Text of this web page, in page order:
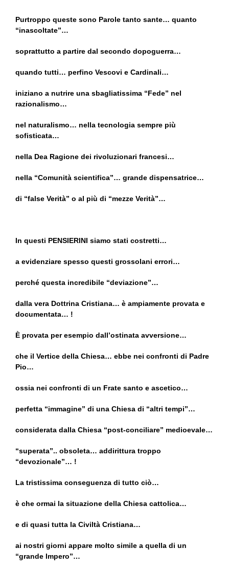
Purtroppo queste sono Parole tanto sante… quanto
“inascoltate”…
soprattutto a partire dal secondo dopoguerra…
quando tutti… perfino Vescovi e Cardinali…
iniziano a nutrire una sbagliatissima “Fede” nel
razionalismo…
nel naturalismo… nella tecnologia sempre più
sofisticata…
nella Dea Ragione dei rivoluzionari francesi…
nella “Comunità scientifica”… grande dispensatrice…
di “false Verità” o al più di “mezze Verità”…
In questi PENSIERINI siamo stati costretti…
a evidenziare spesso questi grossolani errori…
perché questa incredibile “deviazione”…
dalla vera Dottrina Cristiana… è ampiamente provata e
documentata… !
È provata per esempio dall’ostinata avversione…
che il Vertice della Chiesa… ebbe nei confronti di Padre
Pio…
ossia nei confronti di un Frate santo e ascetico…
perfetta “immagine” di una Chiesa di “altri tempi”…
considerata dalla Chiesa “post-conciliare” medioevale…
“superata”.. obsoleta… addirittura troppo
“devozionale”… !
La tristissima conseguenza di tutto ciò…
è che ormai la situazione della Chiesa cattolica…
e di quasi tutta la Civiltà Cristiana…
ai nostri giorni appare molto simile a quella di un
“grande Impero”…